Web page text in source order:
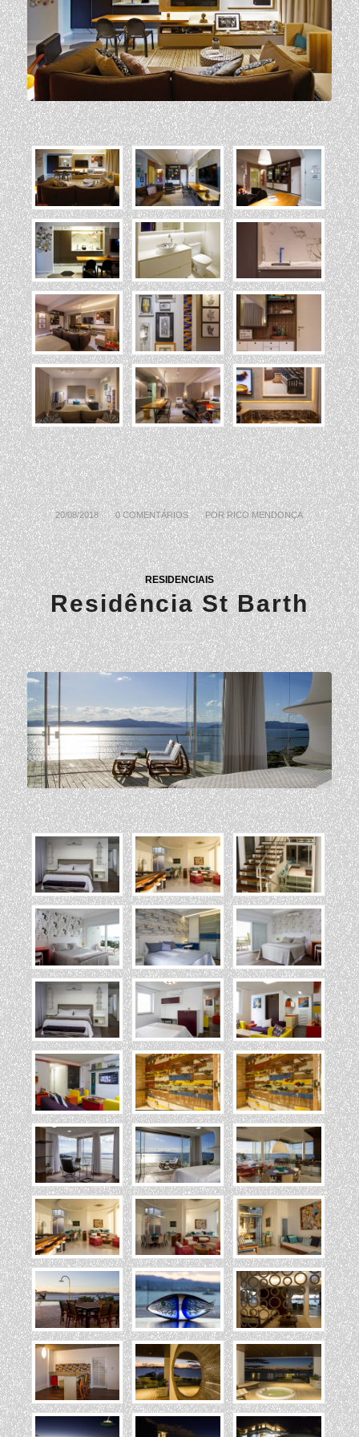
20/08/2018
/ 0 COMENTÁRIOS
/ PORRICO MENDONÇA
RESIDENCIAIS
Residência St Barth